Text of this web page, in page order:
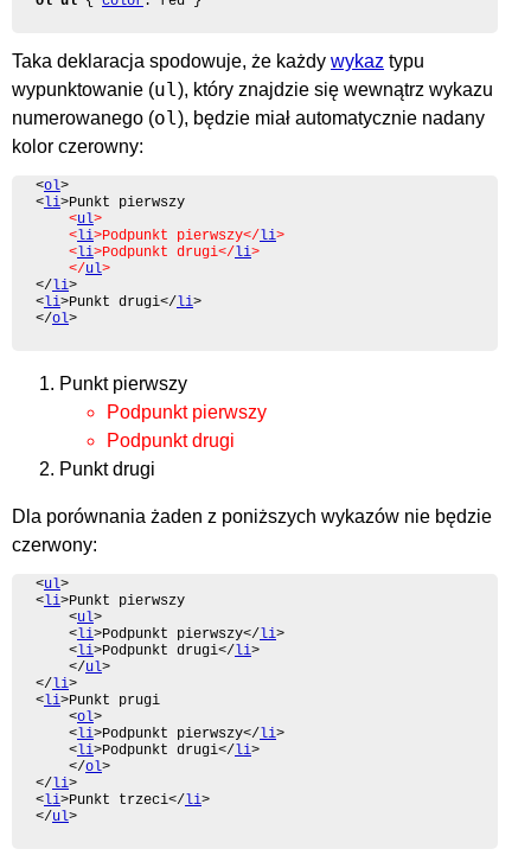
Taka deklaracja spodowuje, że każdy wykaz typu
wypunktowanie (ul), który znajdzie się wewnątrz wykazu
numerowanego (ol), będzie miał automatycznie nadany
kolor czerowny:
<ol>
<li>Punkt pierwszy
<ul>
	<
li>Podpunkt pierwszy</ li>
	<
li>Podpunkt drugi</ li>
	</
ul>
</ li>
<li>Punkt drugi</ li>
</ol>
Punkt pierwszy
Podpunkt pierwszy
Podpunkt drugi
Punkt drugi
Dla porównania żaden z poniższych wykazów nie będzie
czerwony:
<ul>
<li>Punkt pierwszy
	<
ul>
	<
li>Podpunkt pierwszy</ li>
	<
li>Podpunkt drugi</ li>
	</
ul>
</ li>
<li>Punkt prugi
	<
ol>
	<
li>Podpunkt pierwszy</ li>
	<
li>Podpunkt drugi</ li>
	</
ol>
</ li>
<li>Punkt trzeci</ li>
</ul>